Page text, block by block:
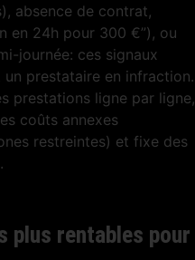
absence de contrat,
en 24h pour 300 €”), ou
journée: ces signaux
prestataire en infraction.
prestations ligne par ligne,
coûts annexes
restreintes) et fixe des
plus rentables pour